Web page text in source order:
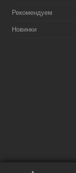
Рекомендуем
Новинки